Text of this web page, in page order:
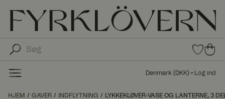
0
var
fav
0
var
er i
kø
Denmark ( DKK) Log ind
HJEM GAVER INDFLYTNING LYKKEKLØVER-VASE OG LANTERNE, 3